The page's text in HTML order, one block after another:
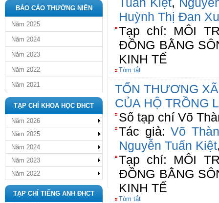
BÁO CÁO THƯỜNG NIÊN
Năm 2025
Năm 2024
Năm 2023
Năm 2022
Năm 2021
TẠP CHÍ KHOA HỌC ĐHCT
Năm 2026
Năm 2025
Năm 2024
Năm 2023
Năm 2022
TẠP CHÍ TIẾNG ANH ĐHCT
Huỳnh Thị Đan
Tạp chí: MÔI
ĐỒNG BẰNG
KINH TẾ
Tóm tắt
TỔN THƯƠNG
CỦA HỘ TRỒNG
Số tạp chí Võ
Tác giả:Võ
Nguyễn Tuấn Kiệt
Tạp chí: MÔI
ĐỒNG BẰNG
KINH TẾ
Tóm tắt